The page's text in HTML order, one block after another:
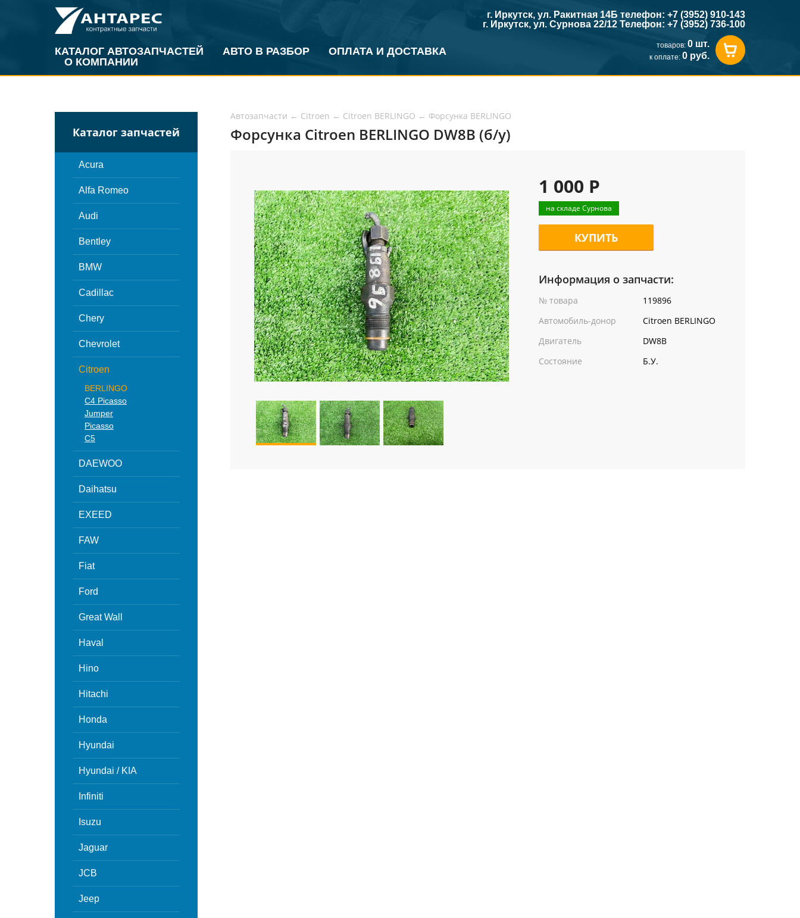
КАТАЛОГ АВТОЗАПЧАСТЕЙ АВТО В РАЗБОР
ОПЛАТА И ДОСТАВКА
О КОМПАНИИ
г. Иркутск, ул. Ракитная 14Б телефон: +7 (3952) 910-143
г. Иркутск, ул. Сурнова 22/12 Телефон: +7 (3952) 736-100
товаров: 0 шт.
к оплате: 0 руб.
Каталог запчастей
Acura
Alfa Romeo
Audi
Bentley
BMW
Cadillac
Chery
Chevrolet
Citroen
BERLINGO
C4 Picasso
Jumper
Picasso
С5
DAEWOO
Daihatsu
EXEED
FAW
Fiat
Ford
Great Wall
Haval
Hino
Hitachi
Honda
Hyundai
Hyundai / KIA
Infiniti
Isuzu
Jaguar
JCB
Jeep
Автозапчасти ← Citroen ← Citroen BERLINGO ← Форсунка BERLINGO
Форсунка Citroen BERLINGO DW8B (б/у)
1 000 Р
на складе Сурнова
КУПИТЬ
Информация о запчасти:
№ товара
119896
Автомобиль-донор
Citroen BERLINGO
Двигатель
DW8B
Состояние
Б.У.